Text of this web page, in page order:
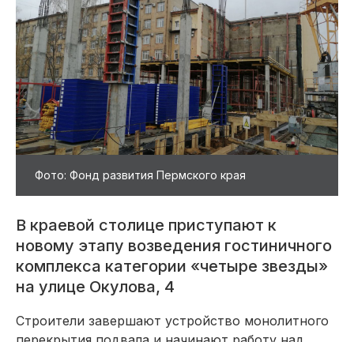
Фото: Фонд развития Пермского края
В краевой столице приступают к
новому этапу возведения гостиничного
комплекса категории «четыре звезды»
на улице Окулова, 4
Строители завершают устройство монолитного